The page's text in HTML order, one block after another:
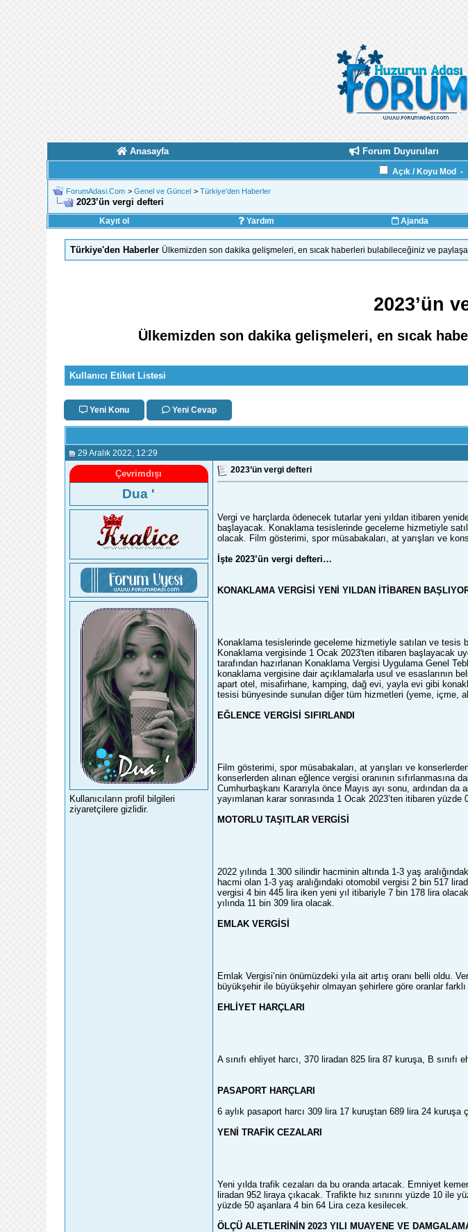
Anasayfa Forum Duyuruları
Açık / Koyu Mod -
ForumAdasi.Com > Genel ve Güncel > Türkiye'den Haberler
2023’ün vergi defteri
Kayıt ol
Yardım Ajanda
Türkiye'den Haberler Ülkemizden son dakika gelişmeleri, en sıcak haberleri bulabileceğiniz ve
2023’ün
Ülkemizden son dakika gelişmeleri, en sıcak
Kullanıcı Etiket Listesi
Yeni Konu Yeni Cevap
29 Aralık 2022 , 12:29
Çevrimdışı
Dua '
Kullanıcıların profil bilgileri
ziyaretçilere gizlidir.
2023’ün vergi defteri
Vergi ve harçlarda ödenecek tutarlar yeni yıldan itibaren
başlayacak. Konaklama tesislerinde geceleme hizmetiyle
olacak. Film gösterimi, spor müsabakaları, at yarışları ve
İşte 2023’ün vergi defteri…
KONAKLAMA VERGİSİ YENİ YILDAN İTİBAREN
Konaklama tesislerinde geceleme hizmetiyle satılan ve tesis
Konaklama vergisinde 1 Ocak 2023'ten itibaren başlayacak
tarafından hazırlanan Konaklama Vergisi Uygulama Genel
konaklama vergisine dair açıklamalarla usul ve esaslarının
apart otel, misafirhane, kamping, dağ evi, yayla evi gibi
tesisi bünyesinde sunulan diğer tüm hizmetleri (yeme, içme,
EĞLENCE VERGİSİ SIFIRLANDI
Film gösterimi, spor müsabakaları, at yarışları ve
konserlerden alınan eğlence vergisi oranının
Cumhurbaşkanı Kararıyla önce Mayıs ayı sonu, ardından da
yayımlanan karar sonrasında 1 Ocak 2023’ten itibaren
MOTORLU TAŞITLAR VERGİSİ
2022 yılında 1.300 silindir hacminin altında 1-3 yaş
hacmi olan 1-3 yaş aralığındaki otomobil vergisi 2 bin 517
vergisi 4 bin 445 lira iken yeni yıl itibariyle 7 bin 178 lira
yılında 11 bin 309 lira olacak.
EMLAK VERGİSİ
Emlak Vergisi’nin önümüzdeki yıla ait artış oranı belli oldu.
büyükşehir ile büyükşehir olmayan şehirlere göre oranlar farklı
EHLİYET HARÇLARI
A sınıfı ehliyet harcı, 370 liradan 825 lira 87 kuruşa, B
PASAPORT HARÇLARI
6 aylık pasaport harcı 309 lira 17 kuruştan 689 lira 24
YENİ TRAFİK CEZALARI
Yeni yılda trafik cezaları da bu oranda artacak. Emniyet
liradan 952 liraya çıkacak. Trafikte hız sınırını yüzde 10 ile
yüzde 50 aşanlara 4 bin 64 Lira ceza kesilecek.
ÖLÇÜ ALETLERİNİN 2023 YILI MUAYENE VE